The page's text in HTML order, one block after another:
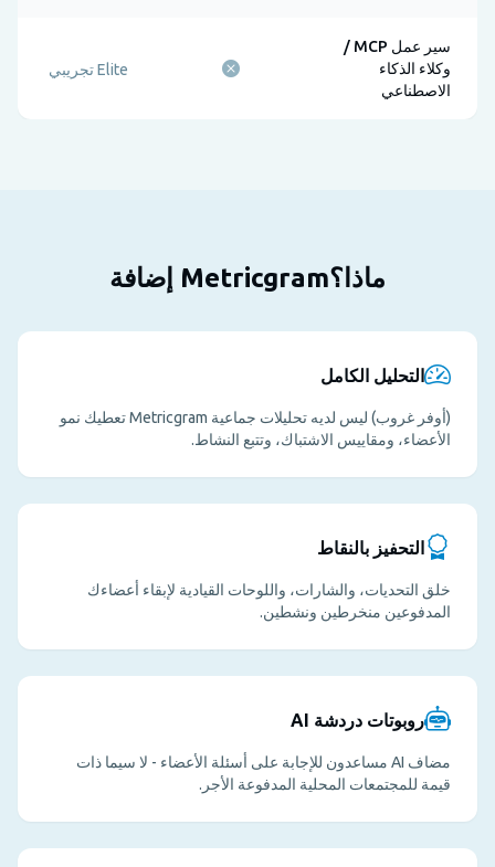
سير عمل MCP /
وكلاء الذكاء
الاصطناعي
Elite تجريبي
ماذا؟Metricgram إضافة
التحليل الكامل
(أوفر غروب) ليس لديه تحليلات جماعية Metricgram تعطيك نمو
الأعضاء، ومقاييس الاشتباك، وتتبع النشاط.
التحفيز بالنقاط
خلق التحديات، والشارات، واللوحات القيادية لإبقاء أعضاءك
المدفوعين منخرطين ونشطين.
روبوتات دردشة AI
مضاف AI مساعدون للإجابة على أسئلة الأعضاء - لا سيما ذات
قيمة للمجتمعات المحلية المدفوعة الأجر.